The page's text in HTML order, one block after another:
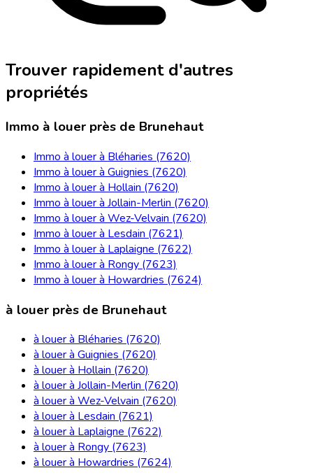
Trouver rapidement d'autres
propriétés
Immo à louer près de Brunehaut
Immo à louer à Bléharies (7620)
Immo à louer à Guignies (7620)
Immo à louer à Hollain (7620)
Immo à louer à Jollain-Merlin (7620)
Immo à louer à Wez-Velvain (7620)
Immo à louer à Lesdain (7621)
Immo à louer à Laplaigne (7622)
Immo à louer à Rongy (7623)
Immo à louer à Howardries (7624)
à louer près de Brunehaut
à louer à Bléharies (7620)
à louer à Guignies (7620)
à louer à Hollain (7620)
à louer à Jollain-Merlin (7620)
à louer à Wez-Velvain (7620)
à louer à Lesdain (7621)
à louer à Laplaigne (7622)
à louer à Rongy (7623)
à louer à Howardries (7624)